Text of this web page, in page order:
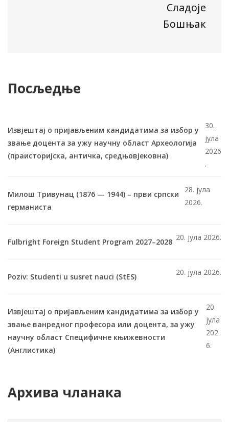
Сладоје
Бошњак
Посљедње
Извјештај о пријављеним кандидатима за избор у
звање доцента за ужу научну област Археологија
(праисторијска, античка, средњовјековна)
30.
јула
2026
.
Милош Тривунац (1876 — 1944) – први српски
германиста
28. јула
2026.
Fulbright Foreign Student Program 2027–2028 20. јула 2026.
Poziv: Studenti u susret nauci (StES) 20. јула 2026.
Извјештај о пријављеним кандидатима за избор у
звање ванредног професора или доцента, за ужу
научну област Специфичне књижевности
(Англистика)
20.
јула
202
6.
Архива чланака